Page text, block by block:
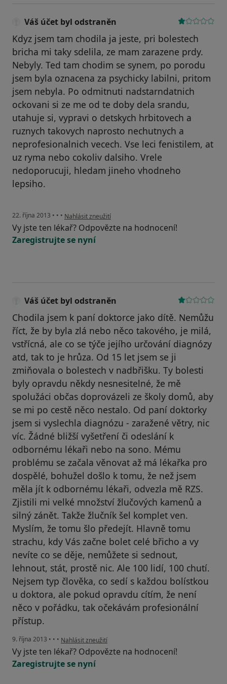
Váš účet byl odstraněn
Kdyz jsem tam chodila ja jeste, pri bolestech
bricha mi taky sdelila, ze mam zarazene prdy.
Nebyly. Ted tam chodim se synem, po porodu
jsem byla oznacena za psychicky labilni, pritom
jsem nebyla. Po odmitnuti nadstarndatnich
ockovani si ze me od te doby dela srandu,
utahuje si, vypravi o detskych hrbitovech a
ruznych takovych naprosto nechutnych a
neprofesionalnich vecech. Vse leci fenistilem, at
uz ryma nebo cokoliv dalsiho. Vrele
nedoporucuji, hledam jineho vhodneho
lepsiho.
22. října 2013 • • • podle názoru uživatele Váš účet byl odstraněn
Nahlásit zneužití
Vy jste ten lékař? Odpovězte na hodnocení!
Zaregistrujte se nyní
Váš účet byl odstraněn
Chodila jsem k paní doktorce jako dítě. Nemůžu
říct, že by byla zlá nebo něco takového, je milá,
vstřícná, ale co se týče jejího určování diagnózy
atd, tak to je hrůza. Od 15 let jsem se ji
zmiňovala o bolestech v nadbřišku. Ty bolesti
byly opravdu někdy nesnesitelné, že mě
spolužáci občas doprovázeli ze školy domů, aby
se mi po cestě něco nestalo. Od paní doktorky
jsem si vyslechla diagnózu - zaražené větry, nic
víc. Žádné bližší vyšetření či odeslání k
odbornému lékaři nebo na sono. Mému
problému se začala věnovat až má lékařka pro
dospělé, bohužel došlo k tomu, že než jsem
měla jít k odbornému lékaři, odvezla mě RZS.
Zjistili mi velké množství žlučových kamenů a
silný zánět. Takže žlučník šel komplet ven.
Myslím, že tomu šlo předejít. Hlavně tomu
strachu, kdy Vás začne bolet celé břicho a vy
nevíte co se děje, nemůžete si sednout,
lehnout, stát, prostě nic. Ale 100 lidí, 100 chutí.
Nejsem typ člověka, co sedí s každou bolístkou
u doktora, ale pokud opravdu cítím, že není
něco v pořádku, tak očekávám profesionální
přístup.
9. října 2013 • • • podle názoru uživatele Váš účet byl odstraněn
Nahlásit zneužití
Vy jste ten lékař? Odpovězte na hodnocení!
Zaregistrujte se nyní